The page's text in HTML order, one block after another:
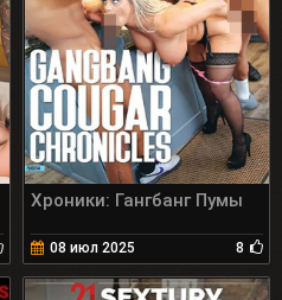
Хроники: Гангбанг Пумы
08 июл 2025 8